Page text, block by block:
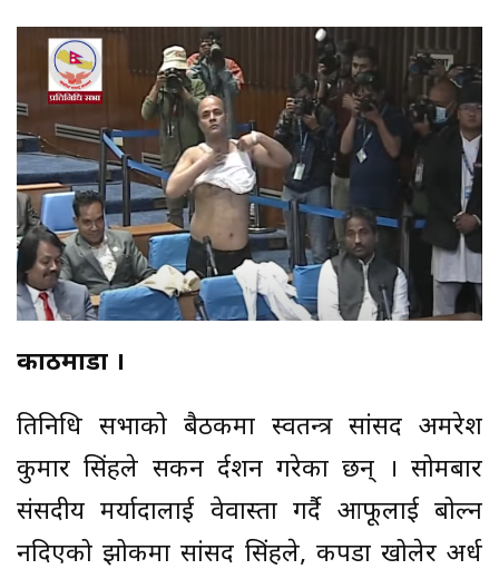
काठमाडौँ ।
प्रतिनिधि सभाको बैठकमा स्वतन्त्र सांसद अमरेश
कुमार सिंहले सकन प्रर्दशन गरेका छन् । सोमबार
संसदीय मर्यादालाई वेवास्ता गर्दै आफूलाई बोल्न
नदिएको झोकमा सांसद सिंहले, कपडा खोलेर अर्ध